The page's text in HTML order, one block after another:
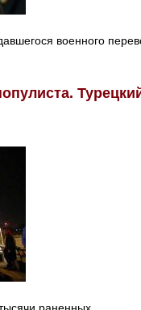
военного
раненных.